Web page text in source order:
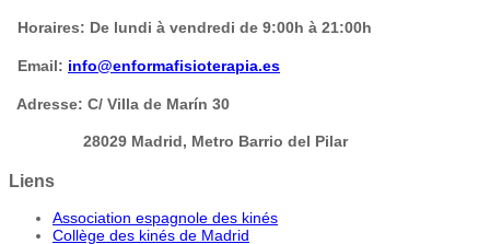
Horaires: De lundi à vendredi de 9:00h à 21:00h
Email: info@enformafisioterapia.es
Adresse: C/ Villa de Marín 30
28029 Madrid, Metro Barrio del Pilar
Liens
Association espagnole des kinés
Collège des kinés de Madrid